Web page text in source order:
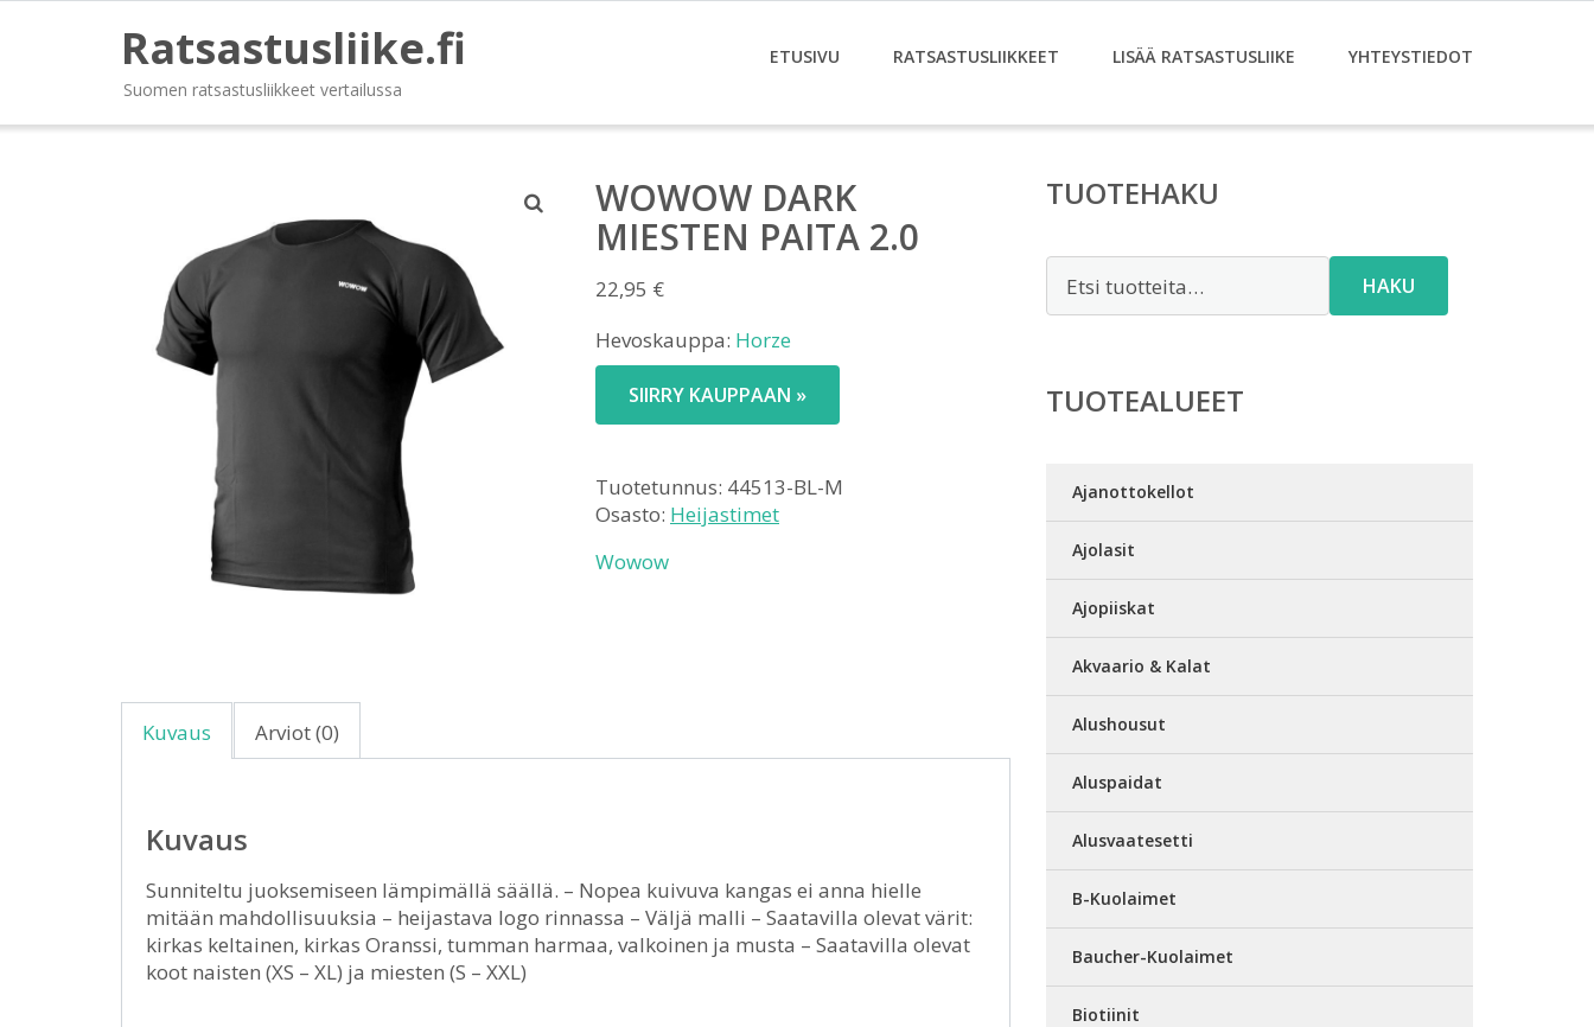
Ratsastusliike.fi
Suomen ratsastusliikkeet vertailussa
ETUSIVU RATSASTUSLIIKKEET LISÄÄ RATSASTUSLIIKE YHTEYSTIEDOT
WOWOW DARK
MIESTEN PAITA 2.0
22,95 €
Hevoskauppa: Horze
SIIRRY KAUPPAAN »
Tuotetunnus: 44513-BL-M
Osasto: Heijastimet
Wowow
Kuvaus Arviot (0)
Kuvaus
Sunniteltu juoksemiseen lämpimällä säällä. – Nopea kuivuva kangas ei anna hielle
mitään mahdollisuuksia – heijastava logo rinnassa – Väljä malli – Saatavilla olevat värit:
kirkas keltainen, kirkas Oranssi, tumman harmaa, valkoinen ja musta – Saatavilla olevat
koot naisten (XS – XL) ja miesten (S – XXL)
TUOTEHAKU
HAKU
TUOTEALUEET
Ajanottokellot
Ajolasit
Ajopiiskat
Akvaario & Kalat
Alushousut
Aluspaidat
Alusvaatesetti
B-Kuolaimet
Baucher-Kuolaimet
Biotiinit